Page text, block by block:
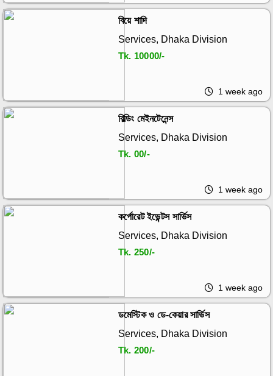
বিয়ে শাদি
Services, Dhaka Division
Tk. 10000/-
1 week ago
বিল্ডিং মেইনটেনেন্স
Services, Dhaka Division
Tk. 00/-
1 week ago
কর্পোরেট ইভেন্টস সার্ভিস
Services, Dhaka Division
Tk. 250/-
1 week ago
ডমেস্টিক ও ডে-কেয়ার সার্ভিস
Services, Dhaka Division
Tk. 200/-